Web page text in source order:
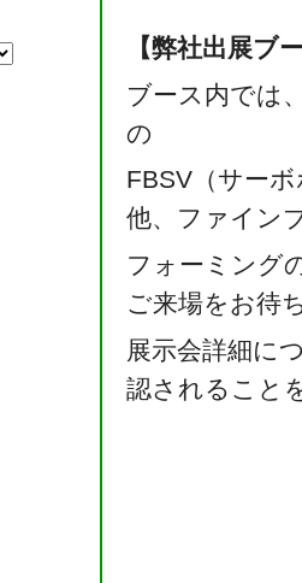
【弊社出展
ブース内では
の
FBSV（サー
他、ファイン
フォーミング
ご来場をお待
展示会詳細に
認されること